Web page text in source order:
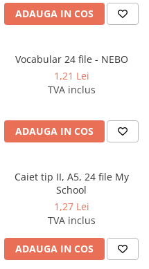
ADAUGA IN COS
Vocabular 24 file - NEBO
1,21 Lei
TVA inclus
ADAUGA IN COS
Caiet tip II, A5, 24 file My
School
1,27 Lei
TVA inclus
ADAUGA IN COS